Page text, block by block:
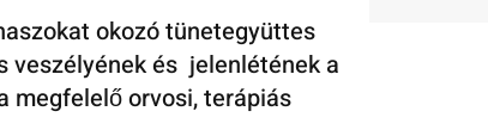
okozó tünetegyüttes
veszélyének és jelenlétének a
megfelelő orvosi, terápiás